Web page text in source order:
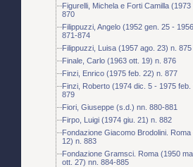
Figurelli, Michela e Forti Camilla (1973
870
Filippuzzi, Angelo (1952 gen. 25 -
871-874
Filippuzzi, Luisa (1957 ago. 23) n. 875
Finale, Carlo (1963 ott. 19) n. 876
Finzi, Enrico (1975 feb. 22) n. 877
Finzi, Roberto (1974 dic. 5 - 1975
879
Fiori, Giuseppe (s.d.) nn. 880-881
Firpo, Luigi (1974 giu. 21) n. 882
Fondazione Giacomo Brodolini. Roma
12) n. 883
Fondazione Gramsci. Roma (1950
ott. 27) nn. 884-885